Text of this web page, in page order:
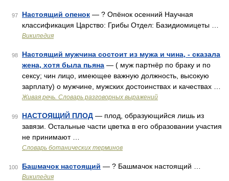
97 Настоящий опенок — ? Опёнок осенний Научная
классификация Царство: Грибы Отдел: Базидиомицеты …
Википедия
98
Настоящий мужчина состоит из мужа и чина, - сказала
жена, хотя была пьяна — ( муж партнёр по браку и по
сексу; чин лицо, имеющее важную должность, высокую
зарплату) о мужчине, мужских достоинствах и качествах …
Живая речь. Словарь разговорных выражений
99 НАСТОЯЩИЙ ПЛОД — плод, образующийся лишь из
завязи. Остальные части цветка в его образовании участия
не принимают …
Словарь ботанических терминов
100 Башмачок настоящий — ? Башмачок настоящий …
Википедия